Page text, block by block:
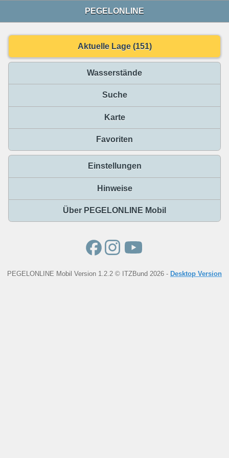
PEGELONLINE
Aktuelle Lage (151)
Wasserstände
Suche
Karte
Favoriten
Einstellungen
Hinweise
Über PEGELONLINE Mobil
PEGELONLINE Mobil Version 1.2.2 © ITZBund 2026 - Desktop Version